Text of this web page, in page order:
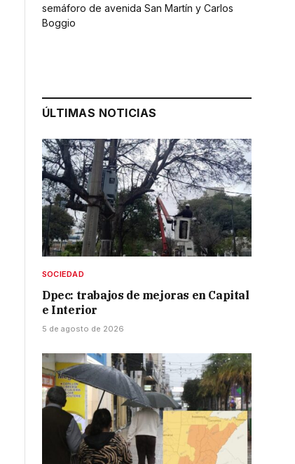
semáforo de avenida San Martín y Carlos
Boggio
ÚLTIMAS NOTICIAS
SOCIEDAD
Dpec: trabajos de mejoras en Capital
e Interior
5 de agosto de 2026